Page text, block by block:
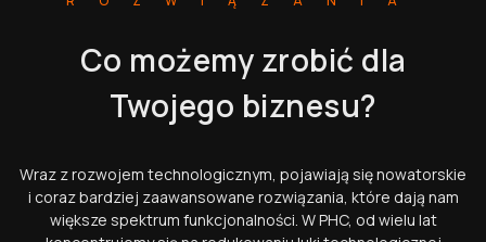
Co możemy zrobić dla
Twojego biznesu?
Wraz z rozwojem technologicznym, pojawiają się nowatorskie
i coraz bardziej zaawansowane rozwiązania, które dają nam
większe spektrum funkcjonalności. W PHC, od wielu lat